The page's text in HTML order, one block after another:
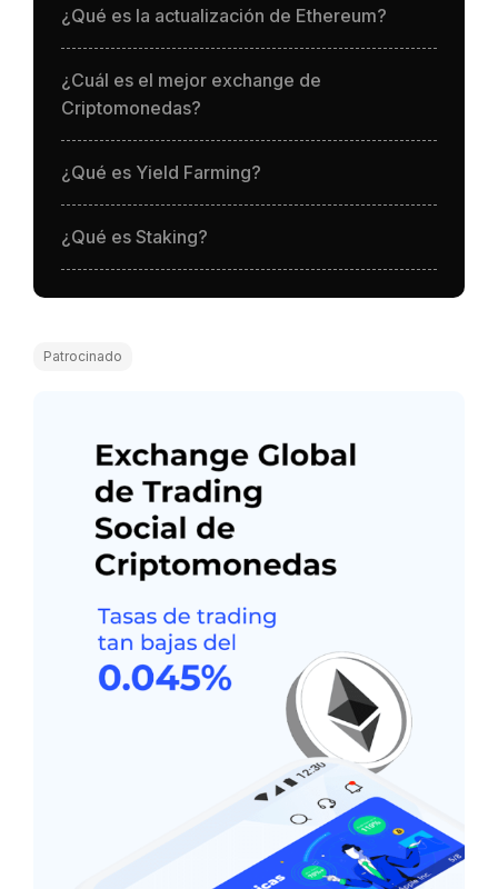
¿Qué es la actualización de Ethereum?
¿Cuál es el mejor exchange de
Criptomonedas?
¿Qué es Yield Farming?
¿Qué es Staking?
Patrocinado